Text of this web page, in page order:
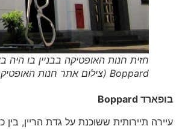
חזית חנות האופטיקה בבניין בו היה
Boppard (צילום אתר חנות האופטיקה)
בופארדBoppard
עיירה תיירותית ששוכנת על גדת הריין, בין